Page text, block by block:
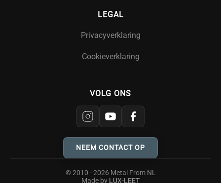
LEGAL
Privacyverklaring
Cookieverklaring
VOLG ONS
NEEM CONTACT OP
© 2010 - 2026 Metal From NL
Made by LUX-LEET